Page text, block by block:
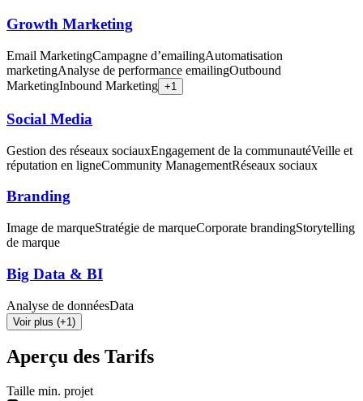
Growth Marketing
Email MarketingCampagne d’emailingAutomatisation
marketingAnalyse de performance emailingOutbound
MarketingInbound Marketing +1
Social Media
Gestion des réseaux sociauxEngagement de la communautéVeille et
réputation en ligneCommunity ManagementRéseaux sociaux
Branding
Image de marqueStratégie de marqueCorporate brandingStorytelling
de marque
Big Data & BI
Analyse de donnéesData
Voir plus (+1)
Aperçu des Tarifs
Taille min. projet